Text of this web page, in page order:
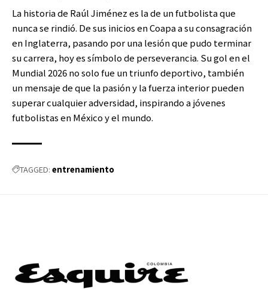
La historia de Raúl Jiménez es la de un futbolista que
nunca se rindió. De sus inicios en Coapa a su consagración
en Inglaterra, pasando por una lesión que pudo terminar
su carrera, hoy es símbolo de perseverancia. Su gol en el
Mundial 2026 no solo fue un triunfo deportivo, también
un mensaje de que la pasión y la fuerza interior pueden
superar cualquier adversidad, inspirando a jóvenes
futbolistas en México y el mundo.
TAGGED: entrenamiento